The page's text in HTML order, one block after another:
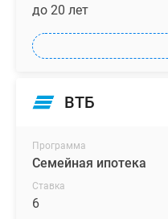
до 20 лет
ВТБ
Программа
Семейная ипотека
Ставка
6